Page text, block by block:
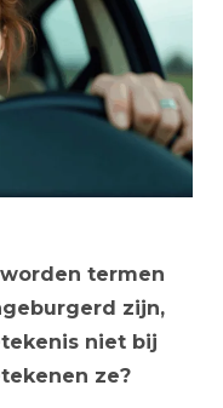
termen
zijn,
niet bij
ze?